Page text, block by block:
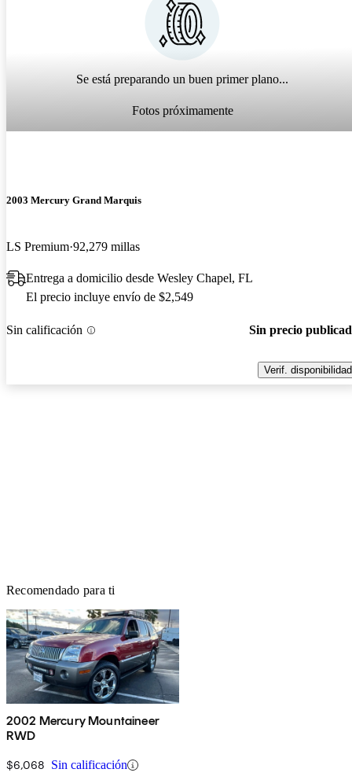
Se está preparando un buen primer plano...
Fotos próximamente
2003 Mercury Grand Marquis
LS Premium 92,279 millas
Entrega a domicilio desde Wesley Chapel, FL
El precio incluye envío de $2,549
Sin calificación Sin precio
Verif. disponibilidad
Recomendado para ti
2002 Mercury Mountaineer
RWD
$6,068 Sin calificación